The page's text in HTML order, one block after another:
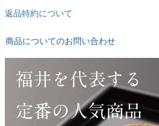
返品特約について
商品についてのお問い合わせ